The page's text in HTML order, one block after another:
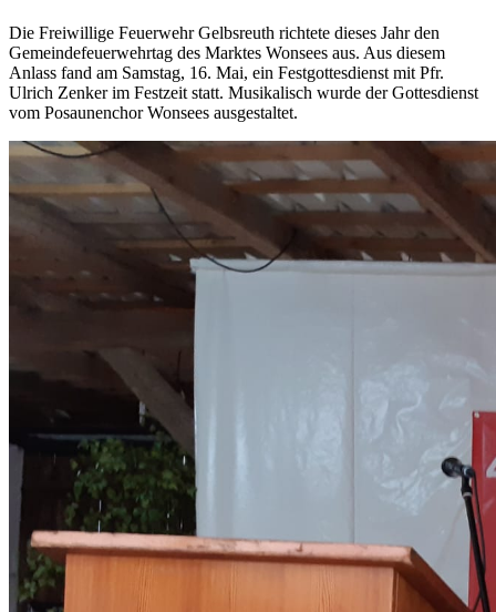
Die Freiwillige Feuerwehr Gelbsreuth richtete dieses Jahr den
Gemeindefeuerwehrtag des Marktes Wonsees aus. Aus diesem
Anlass fand am Samstag, 16. Mai, ein Festgottesdienst mit Pfr.
Ulrich Zenker im Festzeit statt. Musikalisch wurde der Gottesdienst
vom Posaunenchor Wonsees ausgestaltet.